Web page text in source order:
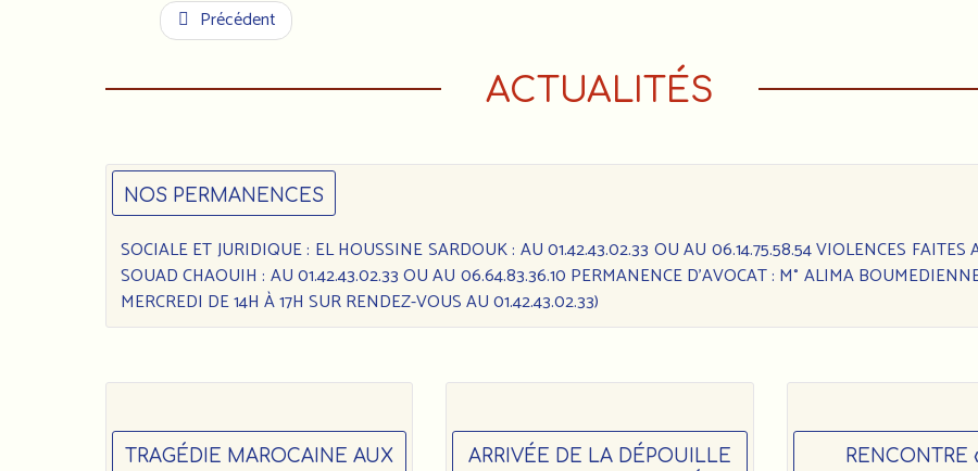
Précédent
ACTUALITÉS
NOS PERMANENCES
SOCIALE ET JURIDIQUE : EL HOUSSINE SARDOUK : AU 01.42.43.02.33 OU AU 06.14.75.58.54 VIOLENCES FAITES
SOUAD CHAOUIH : AU 01.42.43.02.33 OU AU 06.64.83.36.10 PERMANENCE D’AVOCAT : M° ALIMA
MERCREDI DE 14H À 17H SUR RENDEZ-VOUS AU 01.42.43.02.33)
TRAGÉDIE MAROCAINE AUX
ARRIVÉE DE LA DÉPOUILLE
RENCONTRE